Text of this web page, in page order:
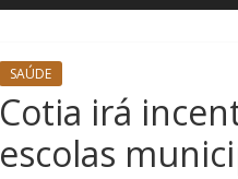
SAÚDE
Cotia irá
escolas